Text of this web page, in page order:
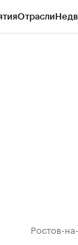
Отрасли
Ростов-